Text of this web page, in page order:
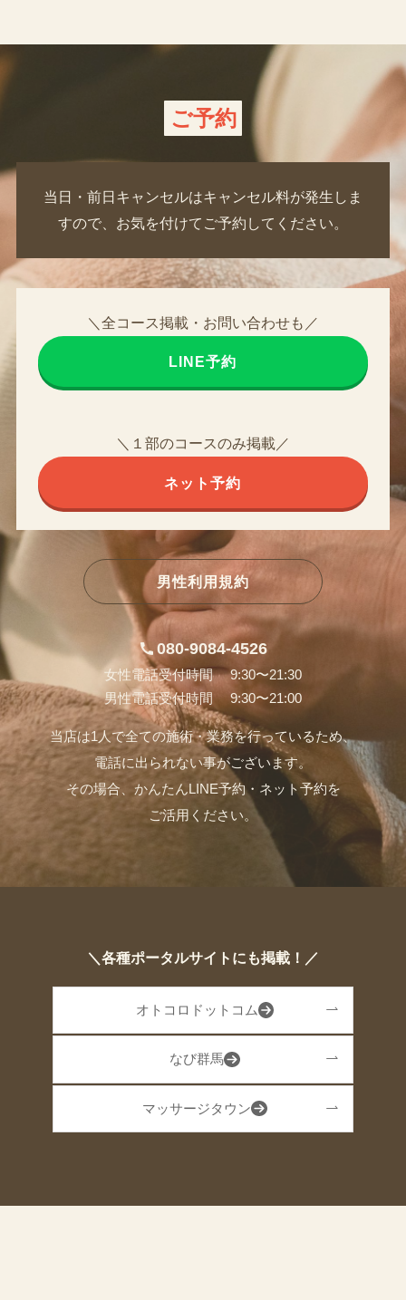
ご予約
当日・前日キャンセルはキャンセル料が発生しま
すので、お気を付けてご予約してください。
＼全コース掲載・お問い合わせも／
LINE予約
＼１部のコースのみ掲載／
ネット予約
男性利用規約
080-9084-4526
女性電話受付時間 9:30〜21:30
男性電話受付時間 9:30〜21:00
当店は1人で全ての施術・業務を行っているため、
電話に出られない事がございます。
その場合、かんたんLINE予約・ネット予約を
ご活用ください。
＼各種ポータルサイトにも掲載！／
オトコロドットコム
なび群馬
マッサージタウン